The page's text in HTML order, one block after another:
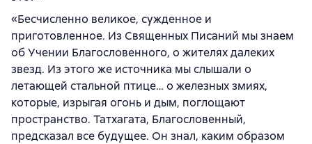
«Бесчисленно великое, сужденное и
приготовленное. Из Священных Писаний мы знаем
об Учении Благословенного, о жителях далеких
звезд. Из этого же источника мы слышали о
летающей стальной птице… о железных змиях,
которые, изрыгая огонь и дым, поглощают
пространство. Татхагата, Благословенный,
предсказал все будущее. Он знал, каким образом